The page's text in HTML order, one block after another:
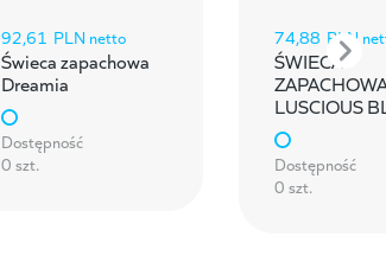
92,61 PLN netto
Świeca zapachowa
Dreamia
Dostępność
0 szt.
74,88 PLN
ŚWIECA
LUSCIOUS
Dostępność
0 szt.